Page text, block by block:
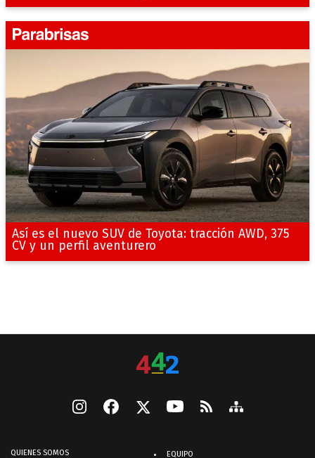
Así es el nuevo SUV de Toyota: tracción AWD, 375
CV y un perfil aventurero
QUIENES SOMOS EQUIPO